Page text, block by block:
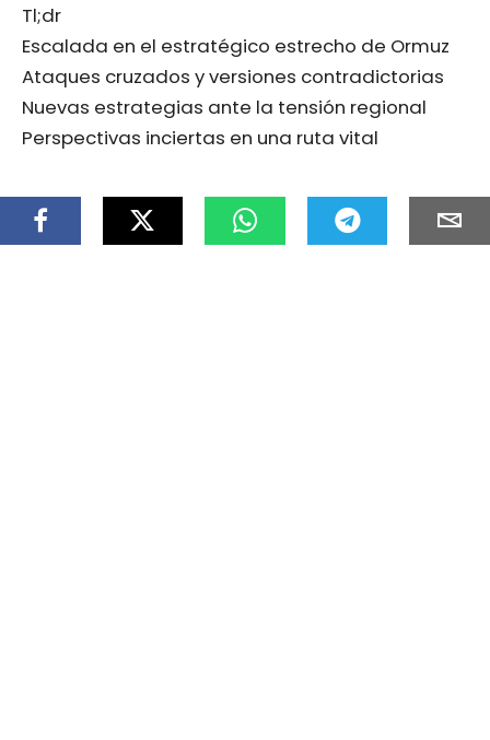
Tl;dr
Escalada en el estratégico estrecho de Ormuz
Ataques cruzados y versiones contradictorias
Nuevas estrategias ante la tensión regional
Perspectivas inciertas en una ruta vital